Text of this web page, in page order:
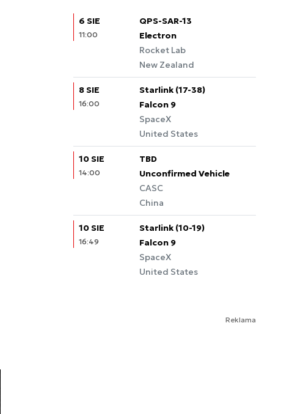
6 SIE
11:00
QPS-SAR-13
Electron
Rocket Lab
New Zealand
8 SIE
16:00
Starlink (17-38)
Falcon 9
SpaceX
United States
10 SIE
14:00
TBD
Unconfirmed Vehicle
CASC
China
10 SIE
16:49
Starlink (10-19)
Falcon 9
SpaceX
United States
Reklama